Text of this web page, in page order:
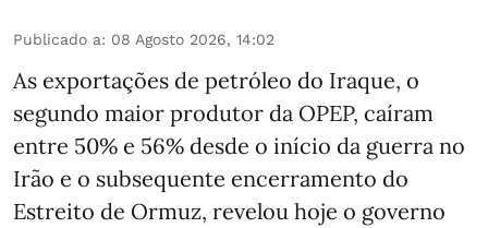
Publicado a: 08 Agosto 2026, 14:02
As exportações de petróleo do Iraque, o
segundo maior produtor da OPEP, caíram
entre 50% e 56% desde o início da guerra no
Irão e o subsequente encerramento do
Estreito de Ormuz, revelou hoje o governo